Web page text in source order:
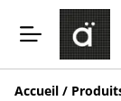
Accueil /